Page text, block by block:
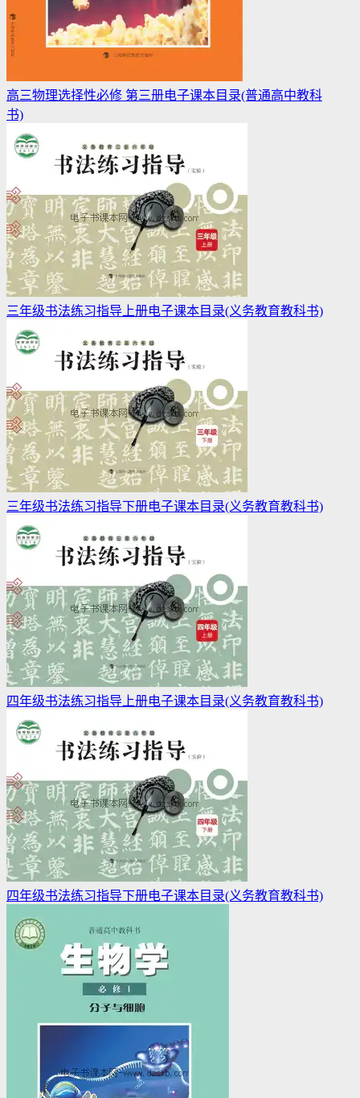
高三物理选择性必修 第三册电子课本目录(普通高中教科
书)
三年级书法练习指导上册电子课本目录(义务教育教科书)
三年级书法练习指导下册电子课本目录(义务教育教科书)
四年级书法练习指导上册电子课本目录(义务教育教科书)
四年级书法练习指导下册电子课本目录(义务教育教科书)